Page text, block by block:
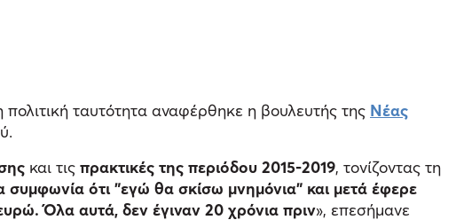
ταυτότητα αναφέρθηκε η βουλευτής της Νέας
και τις πρακτικές της περιόδου 2015-2019, τονίζοντας τη
ότι "εγώ θα σκίσω μνημόνια" και μετά έφερε
Όλα αυτά, δεν έγιναν 20 χρόνια πριν», επεσήμανε